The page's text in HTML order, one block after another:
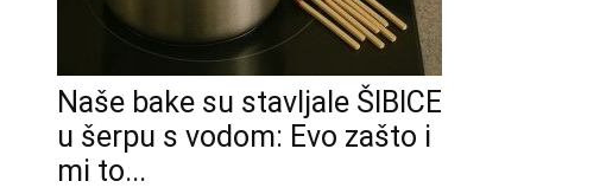
Naše bake su stavljale ŠIBICE
u šerpu s vodom: Evo zašto i
mi to...